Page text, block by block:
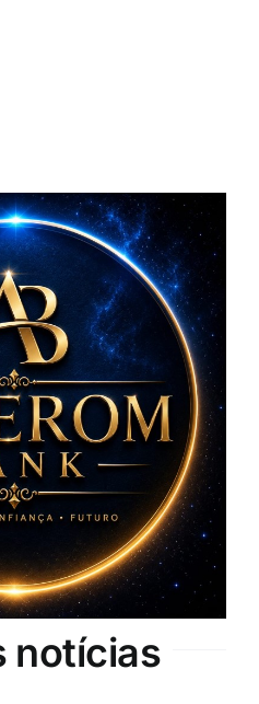
notícias